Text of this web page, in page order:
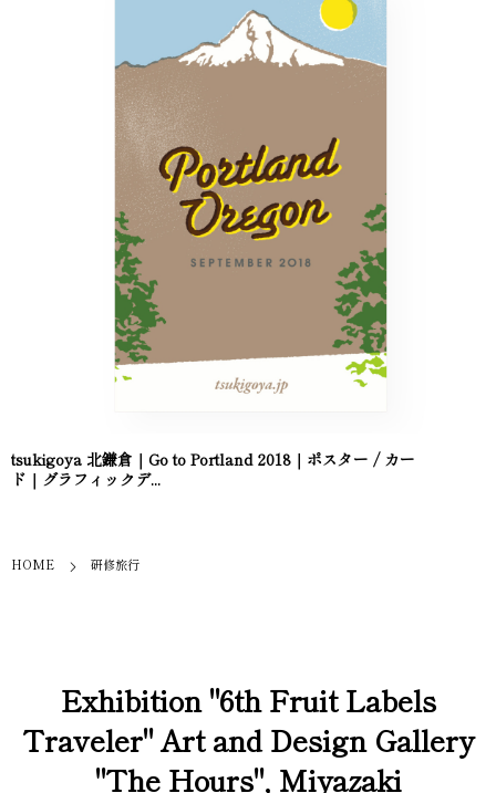
tsukigoya 北鎌倉｜Go to Portland 2018｜ポスター / カー
ド｜グラフィックデ...
HOME 研修旅行
Exhibition "6th Fruit Labels
Traveler" Art and Design Gallery
"The Hours", Miyazaki